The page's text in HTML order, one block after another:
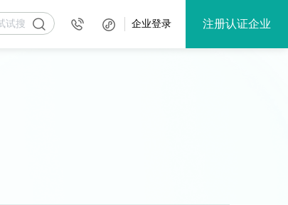
企业登录 注册认证企业